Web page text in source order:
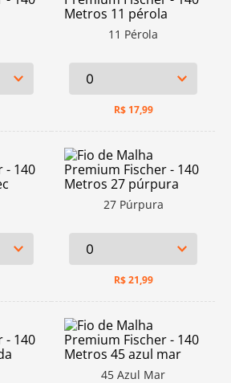
11 Pérola
R$ 17,99
27 Púrpura
R$21,99
45 Azul Mar